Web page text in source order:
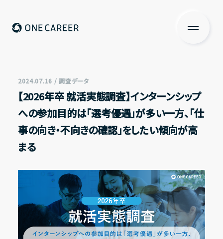
ONE CAREER
私たちについて
Services
サービス
News
Investors Relations
投資家の皆さまへ
IR情報一覧
2024.07.16 / 調査データ
【2026年卒 就活実態調査】インターンシップ
への参加目的は「選考優遇」が多い一方、「仕
事の向き・不向きの確認」をしたい傾向が高
まる